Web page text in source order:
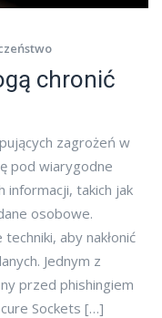
chronić
zagrożeń w
pod wiarygodne
informacji, takich jak
osobowe.
aby nakłonić
Jednym z
przed phishingiem
Sockets […]